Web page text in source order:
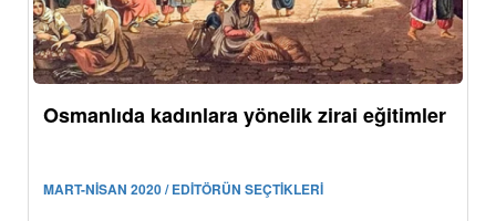
Osmanlıda kadınlara yönelik zirai eğitimler
MART-NİSAN 2020 / EDİTÖRÜN SEÇTİKLERİ